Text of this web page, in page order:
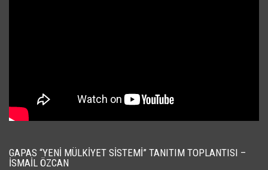
GAPAS “YENI MÜLKIYET SISTEMI” TANITIM TOPLANTISI –
İSMAIL ÖZCAN